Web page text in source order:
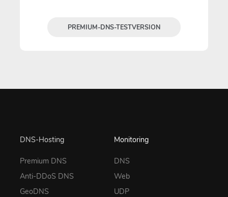
PREMIUM-DNS-TESTVERSION
DNS-Hosting
Premium DNS
Anti-DDoS DNS
GeoDNS
Monitoring
DNS
Web
UDP